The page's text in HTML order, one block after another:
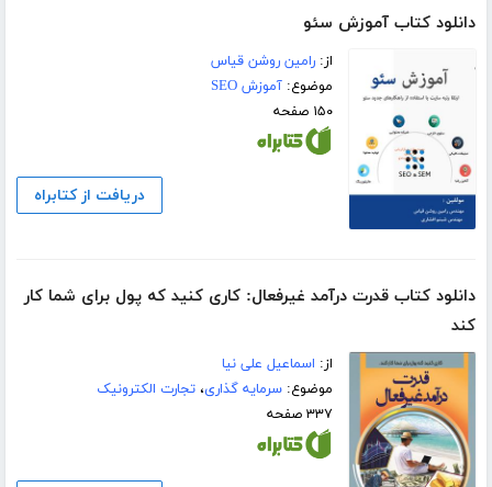
دانلود کتاب آموزش سئو
از:رامین روشن قیاس
موضوع:آموزش SEO
۱۵۰ صفحه
دریافت از کتابراه
دانلود کتاب قدرت درآمد غیرفعال: کاری کنید که پول برای شما کار
کند
از: اسماعیل علی نیا
موضوع:سرمایه گذاری،تجارت الکترونیک
۳۳۷ صفحه